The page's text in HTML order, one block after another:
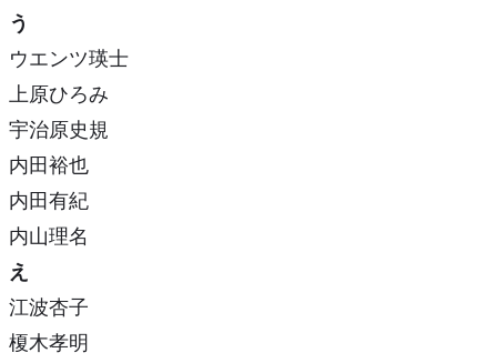
う
ウエンツ瑛士
上原ひろみ
宇治原史規
内田裕也
内田有紀
内山理名
え
江波杏子
榎木孝明